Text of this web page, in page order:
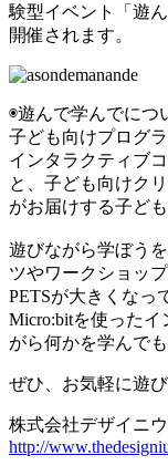
験型イベント「遊
開催されます。
◉遊んで学んでにつ
子ども向けプログ
インタラクティブ
と、子ども向けク
がお届けする子ど
遊びながら学ぼう
ツやワークショップ
PETSが大きくなっ
Micro:bitを使った
がら何かを学んで
ぜひ、お気軽に遊
株式会社デザイニ
http://